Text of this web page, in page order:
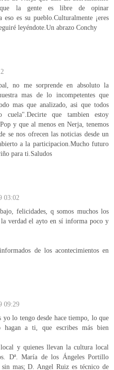
la gente es libre de opinar
eso es su pueblo.Culturalmente ¡eres
leyéndote.Un abrazo Conchy
no me sorprende en absoluto la
mas de lo incompetentes que
mas que analizado, asi que todos
que tambien estoy
y que al menos en Nerja, tenemos
se nos ofrecen las noticias desde un
a la participacion.Mucho futuro
para ti.Saludos
03:02
felicidades, q somos muchos los
verdad el ayto en sí informa poco y
de los acontecimientos en
09:29
yo lo tengo desde hace tiempo, lo que
a ti, que escribes más bien
y quienes llevan la cultura local
Dª. María de los Ángeles Portillo
sin mas; D. Angel Ruiz es técnico de